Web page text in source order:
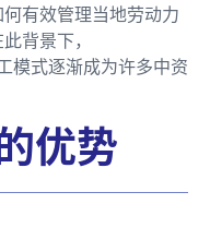
有效管理当地劳动力
背景下，
模式逐渐成为许多中资
优势